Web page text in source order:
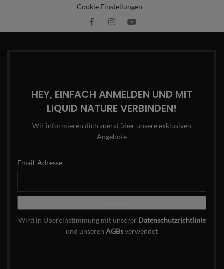
Cookie Einstellungen
HEY, EINFACH ANMELDEN UND MIT
LIQUID NATURE VERBINDEN!
Wir informieren dich zuerst über unsere exklusiven
Angebote
Email-Adresse
Wird in Übereinstimmung mit unserer Datenschutzrichtlinie
und unseren AGBsverwendet